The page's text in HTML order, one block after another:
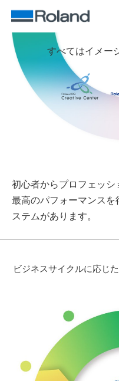
すべてはイメー
初心者からプロフェッ
最高のパフォーマンス
ステムがあります。
ビジネスサイクルに応じ